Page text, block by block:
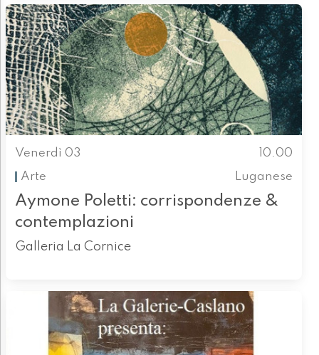
Venerdì 03
10.00
Arte
Luganese
Aymone Poletti: corrispondenze &
contemplazioni
Galleria La Cornice